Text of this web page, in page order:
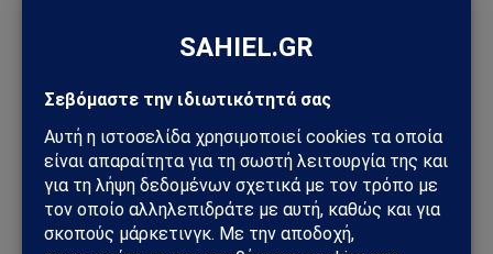
Ακολουθήστε στο Instagram
Ακολουθήστε στο YouTube
Facebook Twitter Pinterest